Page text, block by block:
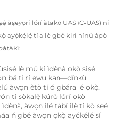
àṣeyọrí lórí àtakò UAS (C-UAS) ní
ayọ́kẹ́lẹ́ tí a lè gbé kiri nínú àpò
lè mú kí ìdènà ọkọ̀ ṣiṣẹ́
bá ti rí ewu kan—dínkù
àwọn ètò tí ó gbára lé ọkọ̀.
ti sọ̀kalẹ̀ kúrò lórí ọkọ̀
àwọn ilé tàbí ilẹ̀ tí kò ṣeé
ń gbé àwọn ọkọ̀ ayọ́kẹ́lẹ́ sí